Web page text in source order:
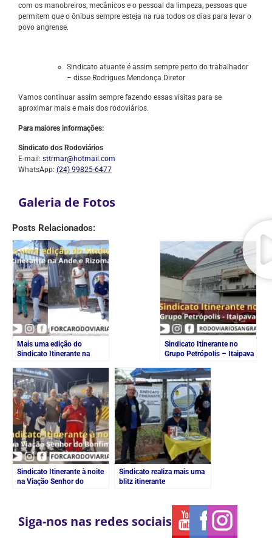
com os manobreiros, mecânicos e o pessoal da limpeza, pessoas que
permitem que o ônibus sempre esteja na rua todos os dias para levar o
povo angrense.
Sindicato atuante é assim sempre perto do trabalhador
– disse Rodrigues Mendonça Diretor
Vamos continuar assim sempre fazendo essas visitas para se
aproximar mais e mais dos rodoviários.
Para maiores informações:
Sindicato dos Rodoviários
E-mail: sttrmar@hotmail.com
WhatsApp: (24) 99825-6477
Galeria de Fotos
Posts Relacionados:
Mais uma edição do
Sindicato Itinerante na
Sindicato Itinerante no
Grupo Petrópolis – Itaipava
Sindicato Itinerante à noite
na Viação Senhor do
Sindicato realiza mais uma
blitz itinerante
Siga-nos nas redes sociais